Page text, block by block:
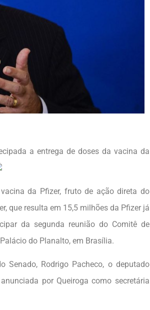
a entrega de doses da vacina da
da Pfizer, fruto de ação direta do
que resulta em 15,5 milhões da Pfizer já
da segunda reunião do Comitê de
do Planalto, em Brasília.
Senado, Rodrigo Pacheco, o deputado
por Queiroga como secretária